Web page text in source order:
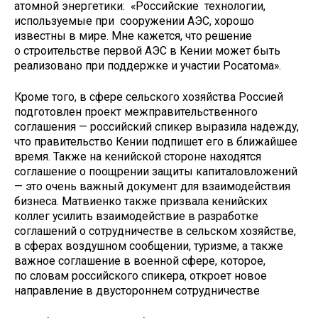
атомной энергетики: «Российские технологии,
используемые при сооружении АЭС, хорошо
известны в мире. Мне кажется, что решение
о строительстве первой АЭС в Кении может быть
реализовано при поддержке и участии Росатома».
Кроме того, в сфере сельского хозяйства Россией
подготовлен проект межправительственного
соглашения — российский спикер выразила надежду,
что правительство Кении подпишет его в ближайшее
время. Также на кенийской стороне находятся
соглашение о поощрении защиты капиталовложений
— это очень важный документ для взаимодействия
бизнеса. Матвиенко также призвала кенийских
коллег усилить взаимодействие в разработке
соглашений о сотрудничестве в сельском хозяйстве,
в сферах воздушном сообщении, туризме, а также
важное соглашение в военной сфере, которое,
по словам российского спикера, откроет новое
направление в двустороннем сотрудничестве